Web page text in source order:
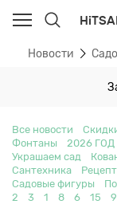
Новости
Все новости
Фонтаны
2026
Украшаем сад
Сантехника
Садовые фигуры
2
3 1 8 6 15 9